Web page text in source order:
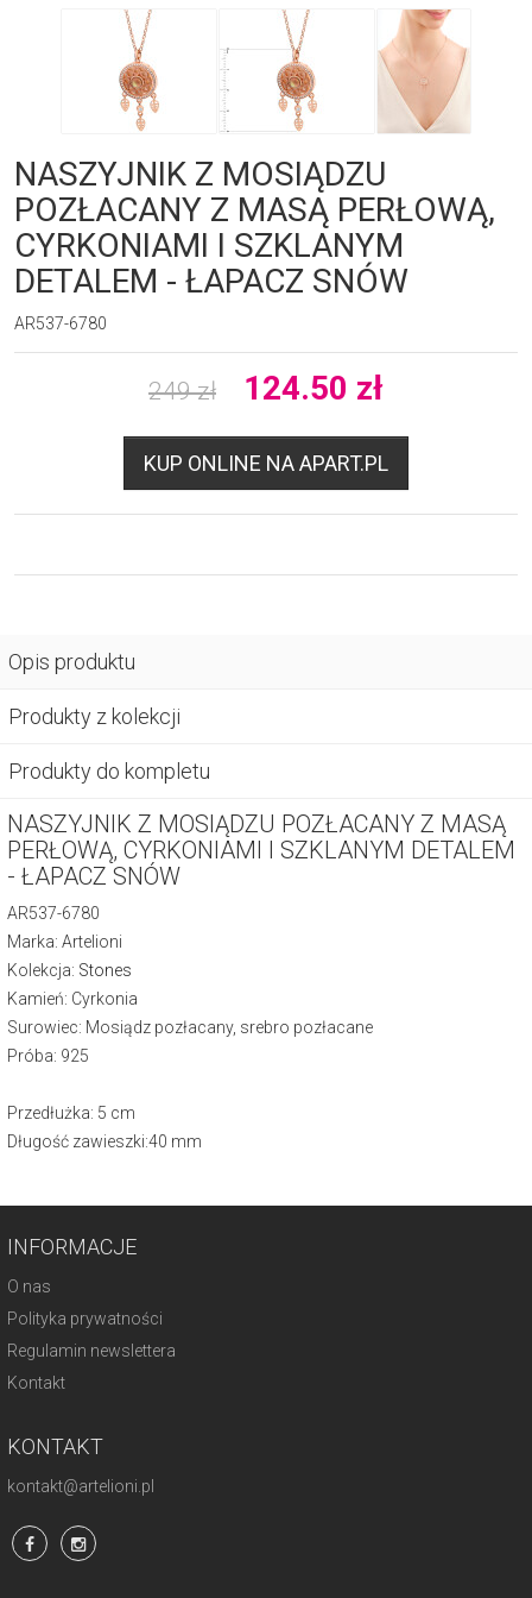
NASZYJNIK Z MOSIĄDZU
POZŁACANY Z MASĄ PERŁOWĄ,
CYRKONIAMI I SZKLANYM
DETALEM - ŁAPACZ SNÓW
AR537-6780
249 zł 124.50 zł
KUP ONLINE NA APART.PL
Opis produktu
Produkty z kolekcji
Produkty do kompletu
NASZYJNIK Z MOSIĄDZU POZŁACANY Z MASĄ
PERŁOWĄ, CYRKONIAMI I SZKLANYM DETALEM
- ŁAPACZ SNÓW
AR537-6780
Marka: Artelioni
Kolekcja: Stones
Kamień: Cyrkonia
Surowiec: Mosiądz pozłacany, srebro pozłacane
Próba: 925
Przedłużka: 5 cm
Długość zawieszki:40 mm
INFORMACJE
O nas
Polityka prywatności
Regulamin newslettera
Kontakt
KONTAKT
kontakt@artelioni.pl